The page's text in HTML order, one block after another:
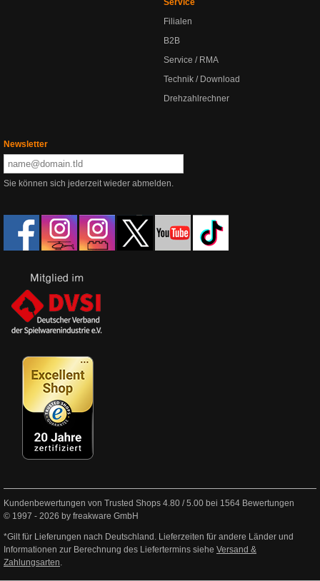
Service
Filialen
B2B
Service / RMA
Technik / Download
Drehzahlrechner
Newsletter
Sie können sich jederzeit wieder abmelden.
Kundenbewertungen von Trusted Shops 4.80 /5.00 bei 1564 Bewertungen
© 1997 - 2026 by freakware GmbH
*Gilt für Lieferungen nach Deutschland. Lieferzeiten für andere Länder und
Informationen zur Berechnung des Liefertermins siehe Versand &
Zahlungsarten.